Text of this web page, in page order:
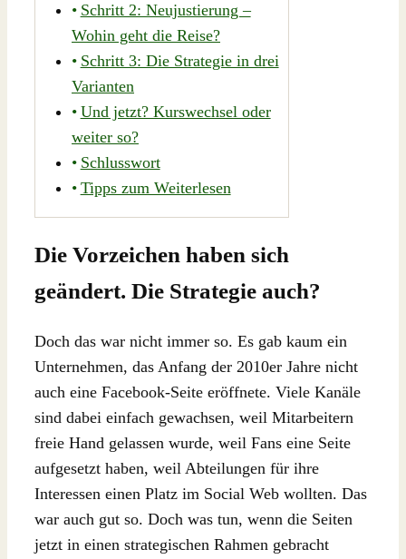
Schritt 2: Neujustierung –
Wohin geht die Reise?
Schritt 3: Die Strategie in drei
Varianten
Und jetzt? Kurswechsel oder
weiter so?
Schlusswort
Tipps zum Weiterlesen
Die Vorzeichen haben sich
geändert. Die Strategie auch?
Doch das war nicht immer so. Es gab kaum ein
Unternehmen, das Anfang der 2010er Jahre nicht
auch eine Facebook-Seite eröffnete. Viele Kanäle
sind dabei einfach gewachsen, weil Mitarbeitern
freie Hand gelassen wurde, weil Fans eine Seite
aufgesetzt haben, weil Abteilungen für ihre
Interessen einen Platz im Social Web wollten. Das
war auch gut so. Doch was tun, wenn die Seiten
jetzt in einen strategischen Rahmen gebracht